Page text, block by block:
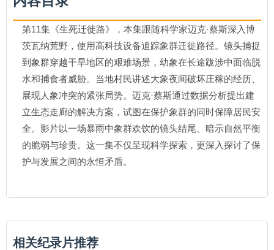
第11集《生死迁徙路》，本集跟随科学家迈克·蔡斯深入博
茨瓦纳荒野，使用高科技设备追踪象群迁徙路径。镜头捕捉
到象群穿越干旱地区的艰难场景，幼象在长途跋涉中面临脱
水和捕食者威胁。当地村民讲述大象夜间破坏庄稼的经历、
展现人象冲突的紧张局势。迈克·蔡斯通过数据分析提出建
立生态走廊的解决方案，试图在保护象群的同时保障居民安
全。影片以一场暴雨中象群欢饮的镜头结尾、暗示自然平衡
的脆弱与珍贵。这一集不仅呈现科学探索，更深入探讨了保
护与发展之间的永恒矛盾。
相关纪录片推荐